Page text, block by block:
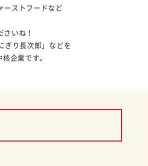
ーストフードなど
いね！
ぎり長次郎」などを
企業です。